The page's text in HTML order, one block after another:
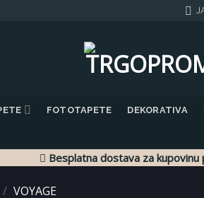
FOTOTAPETE DEKORATIVA
Besplatna dostava za kupovinu
/ VOYAGE